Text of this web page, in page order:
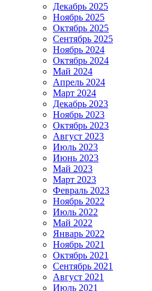
Декабрь 2025
Ноябрь 2025
Октябрь 2025
Сентябрь 2025
Ноябрь 2024
Октябрь 2024
Май 2024
Апрель 2024
Март 2024
Декабрь 2023
Ноябрь 2023
Октябрь 2023
Август 2023
Июль 2023
Июнь 2023
Май 2023
Март 2023
Февраль 2023
Ноябрь 2022
Июль 2022
Май 2022
Январь 2022
Ноябрь 2021
Октябрь 2021
Сентябрь 2021
Август 2021
Июль 2021